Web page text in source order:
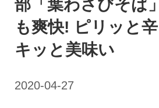
部「葉わさびそば
も爽快! ピリッと
キッと美味い